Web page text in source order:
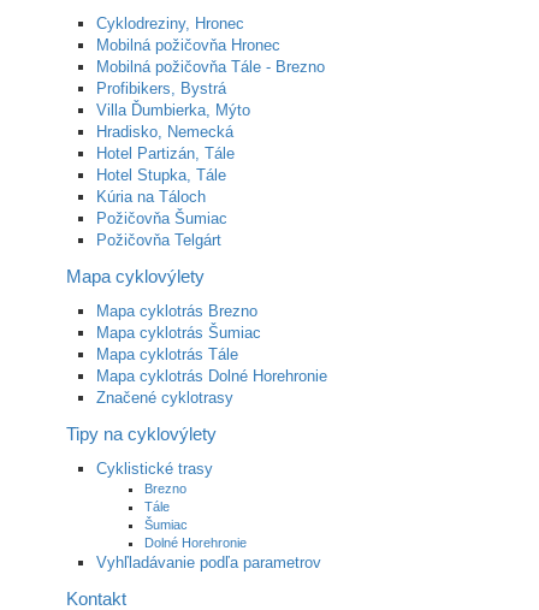
Cyklodreziny, Hronec
Mobilná požičovňa Hronec
Mobilná požičovňa Tále - Brezno
Profibikers, Bystrá
Villa Ďumbierka, Mýto
Hradisko, Nemecká
Hotel Partizán, Tále
Hotel Stupka, Tále
Kúria na Táloch
Požičovňa Šumiac
Požičovňa Telgárt
Mapa cyklovýlety
Mapa cyklotrás Brezno
Mapa cyklotrás Šumiac
Mapa cyklotrás Tále
Mapa cyklotrás Dolné Horehronie
Značené cyklotrasy
Tipy na cyklovýlety
Cyklistické trasy
Brezno
Tále
Šumiac
Dolné Horehronie
Vyhľladávanie podľa parametrov
Kontakt